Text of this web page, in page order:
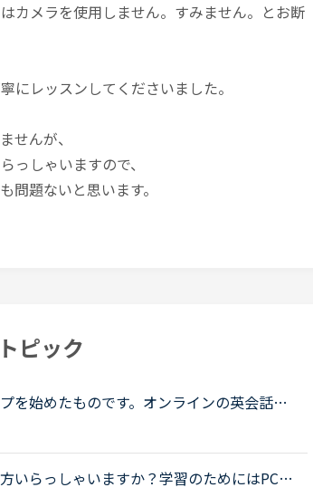
カメラを使用しません。すみません。とお断
にレッスンしてくださいました。
せんが、
っしゃいますので、
問題ないと思います。
ピック
を始めたものです。オンラインの英会話
も受けられるのが良いところと思って始
いらっしゃいますか？学習のためにはPCの